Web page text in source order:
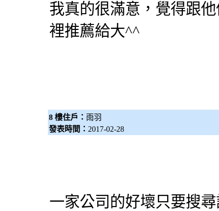
我真的很滿意，覺得跟
裡推薦給大^^
8 樓住戶： 雨羽
發表時間： 2017-02-28
一家公司的好壞只要搜